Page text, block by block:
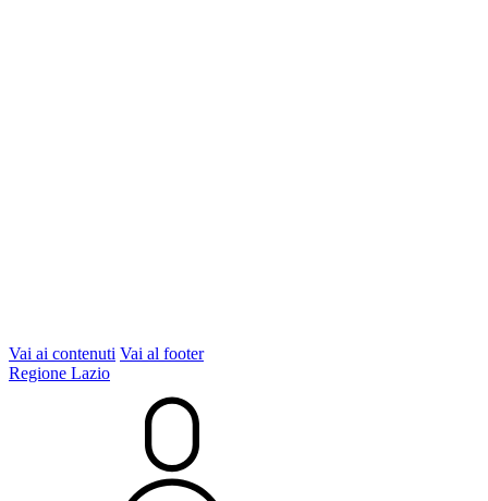
Vai ai contenuti Vai al footer
Regione Lazio